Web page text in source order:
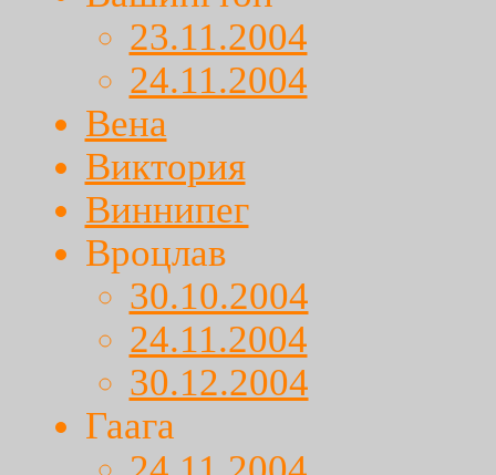
23.11.2004
24.11.2004
Вена
Виктория
Виннипег
Вроцлав
30.10.2004
24.11.2004
30.12.2004
Гаага